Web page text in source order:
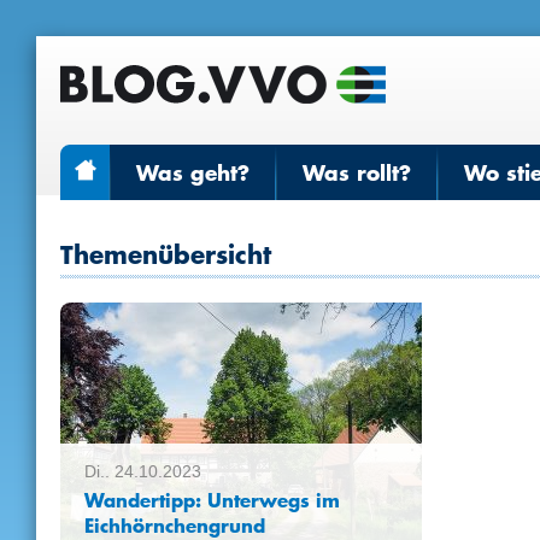
Was geht? Was rollt? Wo
Themenübersicht
Di.. 24.10.2023
Wandertipp: Unterwegs im
Eichhörnchengrund